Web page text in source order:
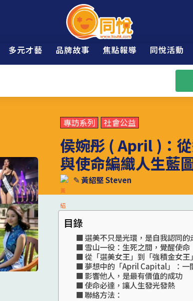
多元才藝 品牌故事 焦點報導 同悅活動
專訪系列 社會公益
侯婉彤 ( April )：
與使命編織人生藍
✎黃紹堅 Steven
目錄
選美不只是光環，是自我認同的
雪山一役：生死之間，覺醒使命
從「選美女王」到「強積金女
夢想中的「April Capital」：一
影響他人，是最有價值的成功
使命必達，讓人生發光發熱
聯絡方法：